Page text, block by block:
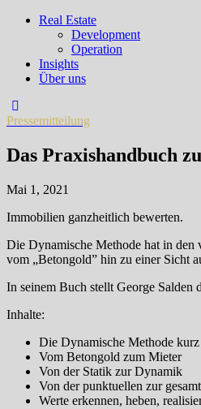
Real Estate
Development
Operation
Insights
Über uns
Pressemitteilung
Das Praxishandbuch
Mai 1, 2021
Immobilien ganzheitlich bewerten.
Die Dynamische Methode hat in den
vom „Betongold” hin zu einer Sicht
In seinem Buch stellt George Salden
Inhalte:
Die Dynamische Methode
Vom Betongold zum Mieter
Von der Statik zur Dynamik
Von der punktuellen zur
Werte erkennen, heben,